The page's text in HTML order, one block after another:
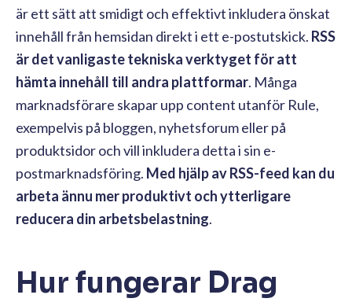
är ett sätt att smidigt och effektivt inkludera önskat
innehåll från hemsidan direkt i ett e-postutskick. RSS
är det vanligaste tekniska verktyget för att
hämta innehåll till andra plattformar. Många
marknadsförare skapar upp content utanför Rule,
exempelvis på bloggen, nyhetsforum eller på
produktsidor och vill inkludera detta i sin e-
postmarknadsföring. Med hjälp av RSS-feed kan du
arbeta ännu mer produktivt och ytterligare
reducera din arbetsbelastning.
Hur fungerar Drag